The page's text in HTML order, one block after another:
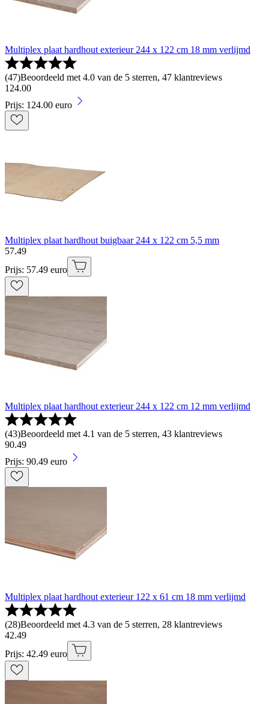
Multiplex plaat hardhout exterieur 244 x 122 cm 18 mm verlijmd
(47)Beoordeeld met 4.0 van de 5 sterren, 47 klantreviews
124.00
Prijs: 124.00 euro
Multiplex plaat hardhout buigbaar 244 x 122 cm 5,5 mm
57.49
Prijs: 57.49 euro
Multiplex plaat hardhout exterieur 244 x 122 cm 12 mm verlijmd
(43)Beoordeeld met 4.1 van de 5 sterren, 43 klantreviews
90.49
Prijs: 90.49 euro
Multiplex plaat hardhout exterieur 122 x 61 cm 18 mm verlijmd
(28)Beoordeeld met 4.3 van de 5 sterren, 28 klantreviews
42.49
Prijs: 42.49 euro